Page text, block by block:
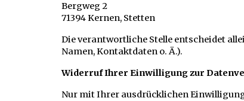
Bergweg 2
71394 Kernen, Stetten
Die verantwortliche Stelle entscheidet
Namen, Kontaktdaten o. Ä.).
Widerruf Ihrer Einwilligung zur
Nur mit Ihrer ausdrücklichen